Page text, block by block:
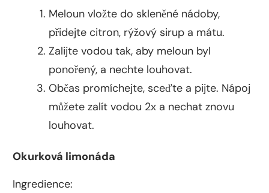
Meloun vložte do skleněné nádoby,
přidejte citron, rýžový sirup a mátu.
Zalijte vodou tak, aby meloun byl
ponořený, a nechte louhovat.
Občas promíchejte, sceďte a pijte. Nápoj
můžete zalít vodou 2x a nechat znovu
louhovat.
Okurková limonáda
Ingredience: